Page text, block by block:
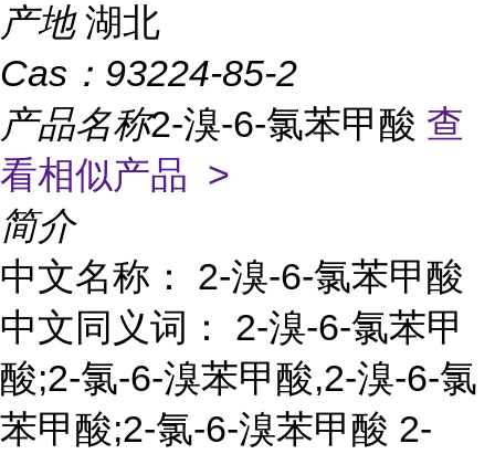
产地 湖北
Cas： 93224-85-2
产品名称2-溴-6-氯苯甲酸 查
看相似产品 >
简介
中文名称： 2-溴-6-氯苯甲酸
中文同义词： 2-溴-6-氯苯甲
酸;2-氯-6-溴苯甲酸,2-溴-6-氯
苯甲酸;2-氯-6-溴苯甲酸 2-